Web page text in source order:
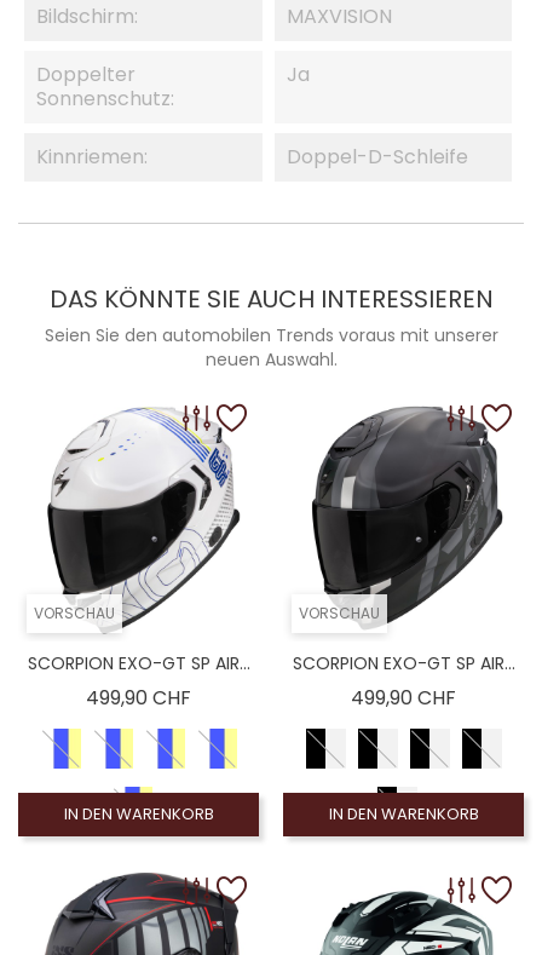
Bildschirm:
MAXVISION
Doppelter
Sonnenschutz:
Ja
Kinnriemen: Doppel-D-Schleife
DAS KÖNNTE SIE AUCH INTERESSIEREN
Seien Sie den automobilen Trends voraus mit unserer
neuen Auswahl.
VORSCHAU
SCORPION EXO-GT SP AIR...
499,90 CHF
IN DEN WARENKORB
VORSCHAU
SCORPION EXO-GT SP AIR...
499,90 CHF
IN DEN WARENKORB